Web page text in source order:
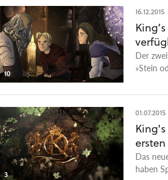
10
16.12.2015
Der
»Stein
3
01.07.2015
Das
haben